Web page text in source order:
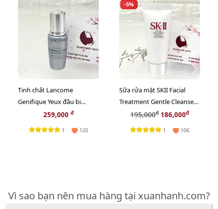
Tinh chất Lancome
Genifique Yeux đầu bi
massage trẻ hóa vùng mắt,
259,000 đ
1 120
-5%
Sữa rửa mặt SKII Facial
Treatment Gentle Cleanser
sạch dịu nhẹ làn da - 20g.
195,000đ186,000đ
1 106
Vì sao bạn nên mua hàng tại xuanhanh.com?